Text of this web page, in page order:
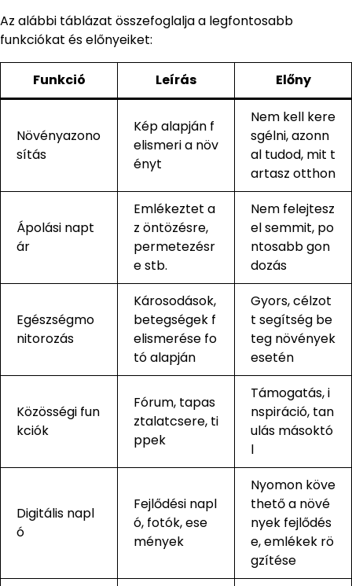
Az alábbi táblázat összefoglalja a legfontosabb
funkciókat és előnyeiket:
Funkció Leírás Előny
Növényazono
sítás
Kép alapján f
elismeri a növ
ényt
Nem kell kere
sgélni, azonn
al tudod, mit t
artasz otthon
Ápolási napt
ár
Emlékeztet a
z öntözésre,
permetezésr
e stb.
Nem felejtesz
el semmit, po
ntosabb gon
dozás
Egészségmo
nitorozás
Károsodások,
betegségek f
elismerése fo
tó alapján
Gyors, célzot
t segítség be
teg növények
esetén
Közösségi fun
kciók
Fórum, tapas
ztalatcsere, ti
ppek
Támogatás, i
nspiráció, tan
ulás másoktó
l
Digitális napl
ó
Fejlődési napl
ó, fotók, ese
mények
Nyomon köve
thető a növé
nyek fejlődés
e, emlékek rö
gzítése